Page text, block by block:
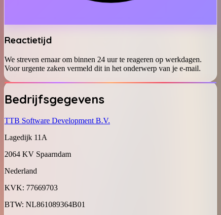
Reactietijd
We streven ernaar om binnen 24 uur te reageren op werkdagen.
Voor urgente zaken vermeld dit in het onderwerp van je e-mail.
Bedrijfsgegevens
TTB Software Development B.V.
Lagedijk 11A
2064 KV Spaarndam
Nederland
KVK: 77669703
BTW: NL861089364B01